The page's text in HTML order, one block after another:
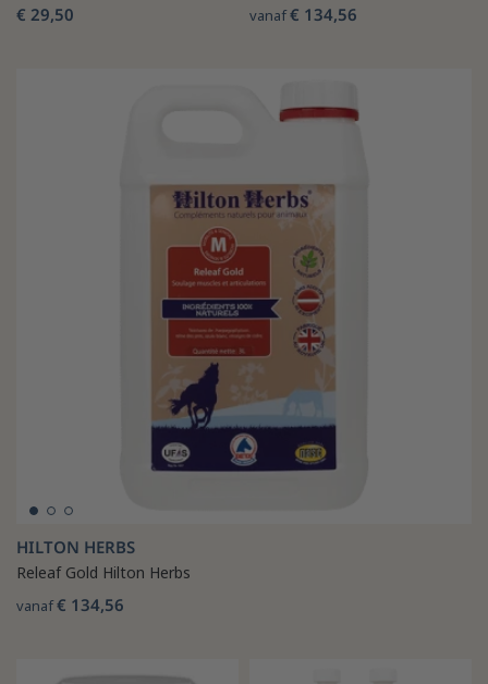
€ 29,50 vanaf€ 134,56
HILTON HERBS
Releaf Gold Hilton Herbs
vanaf€ 134,56